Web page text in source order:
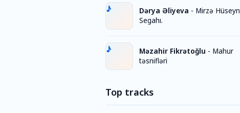
Dərya Əliyeva - Mirzə Hüseyn
Segahı.
Məzahir Fikrətoğlu - Mahur
təsnifləri
Top tracks